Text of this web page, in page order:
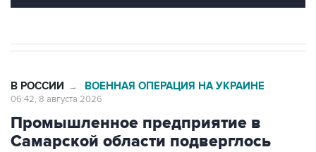
В РОССИИ → ВОЕННАЯ ОПЕРАЦИЯ НА УКРАИНЕ
06:42, 8 августа 2026
Промышленное предприятие в
Самарской области подверглось